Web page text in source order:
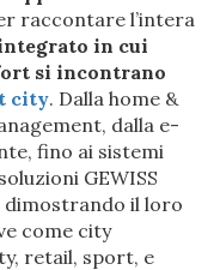
raccontare l’intera
in cui
si incontrano
city. Dalla home &
dalla e-
fino ai sistemi
GEWISS
dimostrando il loro
come city
retail, sport, e